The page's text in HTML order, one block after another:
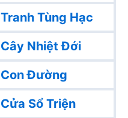
Tranh Tùng Hạc
Cây Nhiệt Đới
Con Đường
Cửa Sổ Triện